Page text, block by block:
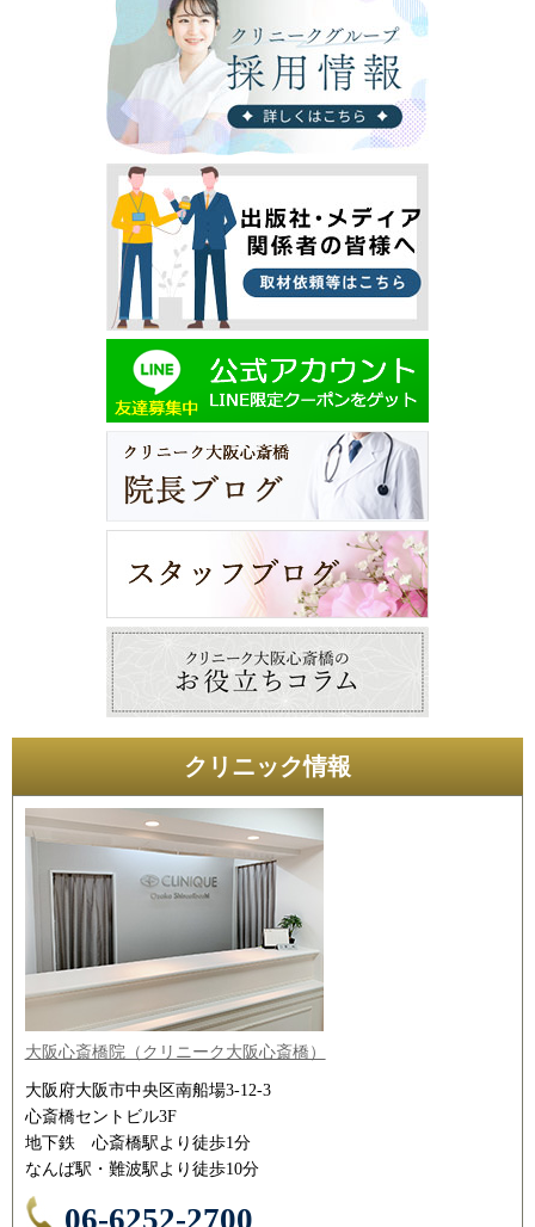
クリニック情報
大阪心斎橋院（クリニーク大阪心斎橋）
大阪府大阪市中央区南船場3-12-3
心斎橋セントビル3F
地下鉄 心斎橋駅より徒歩1分
なんば駅・難波駅より徒歩10分
06-6252-2700